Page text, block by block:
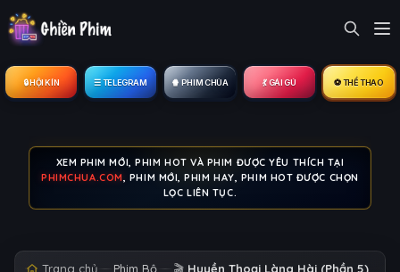
🔒︎ HỘI KÍN ☰ TELEGRAM 🍿 PHIM CHÙA 💃 GÁI GÚ ⚽ THỂ THAO
XEM PHIM MỚI, PHIM HOT VÀ PHIM ĐƯỢC YÊU THÍCH TẠI
PHIMCHUA.COM, PHIM MỚI, PHIM HAY, PHIM HOT ĐƯỢC CHỌN
LỌC LIÊN TỤC.
Trang chủ Phim Bộ Huyền Thoại Làng Hài (Phần 5)